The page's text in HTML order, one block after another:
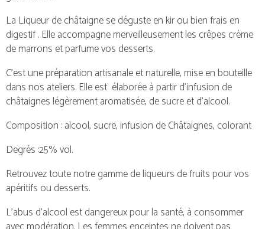
La Liqueur de châtaigne se déguste en kir ou bien frais en
digestif . Elle accompagne merveilleusement les crêpes crème
de marrons et parfume vos desserts.
C’est une préparation artisanale et naturelle, mise en bouteille
dans nos ateliers. Elle est élaborée à partir d’infusion de
châtaignes légèrement aromatisée, de sucre et d’alcool.
Composition : alcool, sucre, infusion de Châtaignes, colorant
Degrés :25% vol.
Retrouvez toutenotre gamme de liqueurs de fruits pour vos
apéritifs ou desserts.
L’abus d’alcool est dangereux pour la santé, à consommer